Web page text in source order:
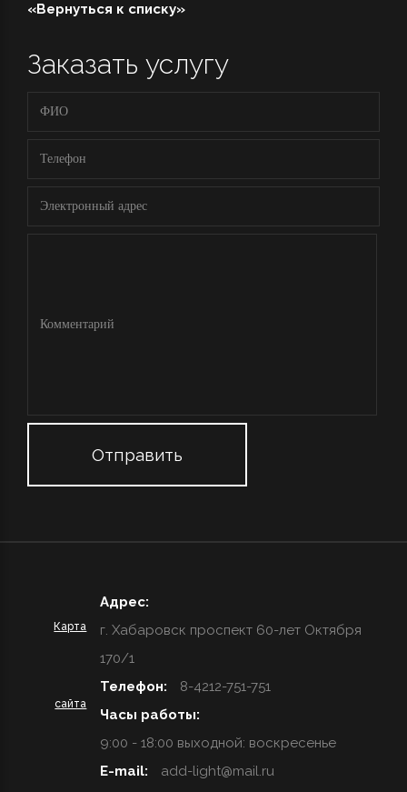
«Вернуться к списку»
Заказать услугу
Карта
сайта
Адрес:
г. Хабаровск проспект 60-лет Октября
170/1
Телефон:
8-4212-751-751
Часы работы:
9:00 - 18:00 выходной: воскресенье
E-mail:
add-light@mail.ru